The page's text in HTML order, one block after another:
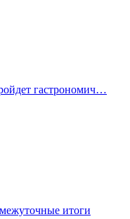
гастрономич…
итоги